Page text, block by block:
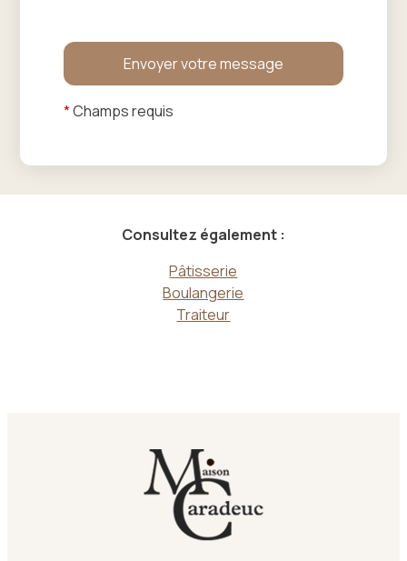
*Champs requis
Consultez également :
Pâtisserie
Boulangerie
Traiteur